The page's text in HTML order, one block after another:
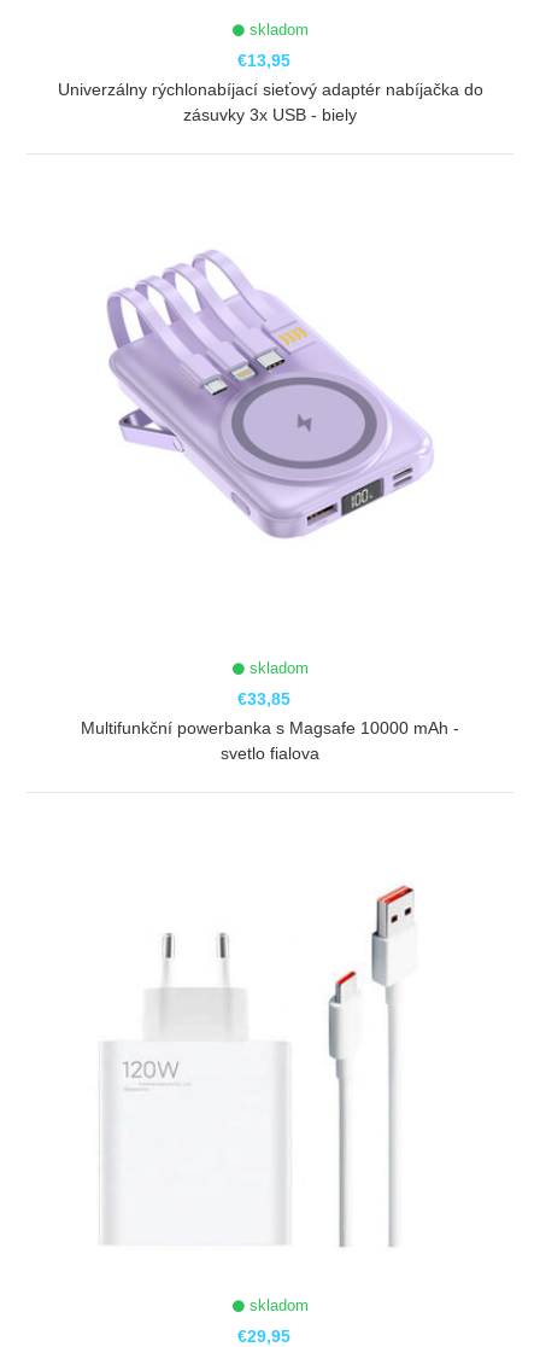
skladom
€13,95
Univerzálny rýchlonabíjací sieťový adaptér nabíjačka do
zásuvky 3x USB - biely
skladom
€33,85
Multifunkční powerbanka s Magsafe 10000 mAh -
svetlo fialova
skladom
€29,95